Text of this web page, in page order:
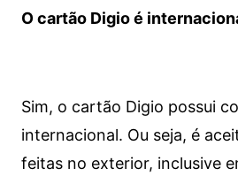
O cartão Digio é
Sim, o cartão Digio possui
internacional. Ou seja, é
feitas no exterior, inclusive